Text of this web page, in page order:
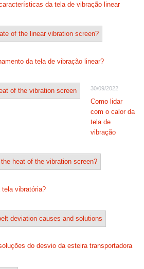
da tela de vibração linear
da tela de vibração linear?
30/09/2022
Como lidar
com o calor da
tela de
vibração
vibratória?
do desvio da esteira transportadora